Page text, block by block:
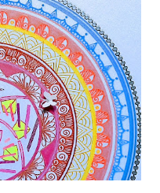
ones que van passant per
juntament amb la Divinitat
i seves, on t’ensenya
fada t’acompanya en
compartit l’entr...